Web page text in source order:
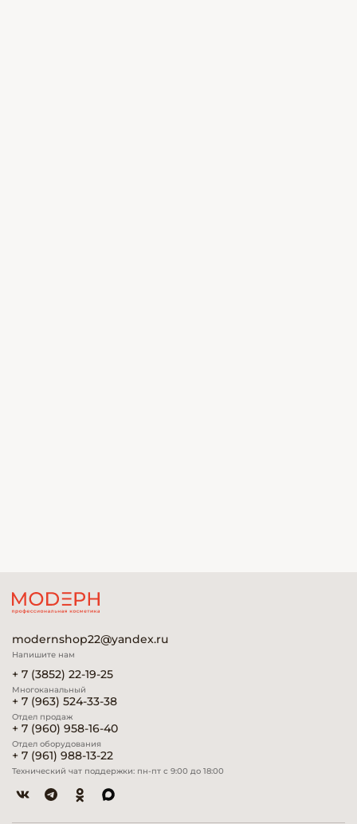
modernshop22@yandex.ru
Напишите нам
+ 7 (3852) 22-19-25
Многоканальный
+ 7 (963) 524-33-38
Отдел продаж
+ 7 (960) 958-16-40
Отдел оборудования
+ 7 (961) 988-13-22
Технический чат поддержки: пн-пт с 9:00 до 18:00